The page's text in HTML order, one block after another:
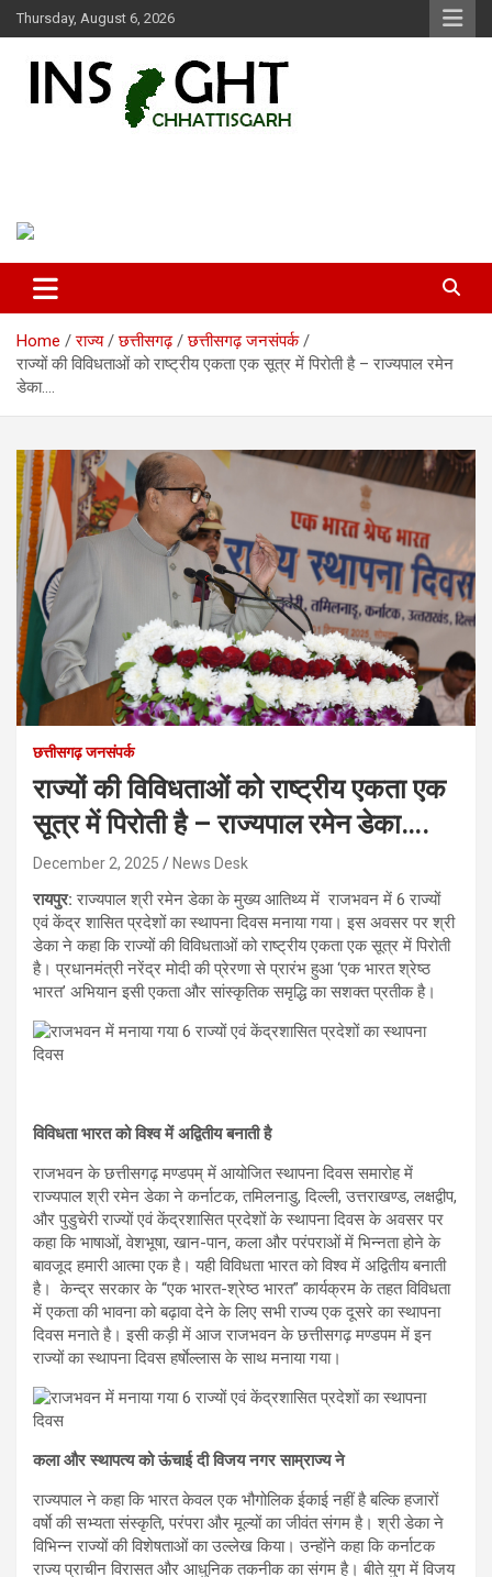
Skip
to
Thursday, August 6, 2026
Home राज्य छत्तीसगढ़
छत्तीसगढ़ जनसंपर्क
राज्यों की विविधताओं को राष्ट्रीय एकता एक सूत्र में पिरोती है – राज्यपाल रमेन
डेका….
छत्तीसगढ़ जनसंपर्क
राज्यों की विविधताओं को राष्ट्रीय एकता एक
सूत्र में पिरोती है – राज्यपाल रमेन डेका….
December 2, 2025 News Desk
रायपुर:राज्यपाल श्री रमेन डेका के मुख्य आतिथ्य में राजभवन में 6 राज्यों
एवं केंद्र शासित प्रदेशों का स्थापना दिवस मनाया गया। इस अवसर पर श्री
डेका ने कहा कि राज्यों की विविधताओं को राष्ट्रीय एकता एक सूत्र में पिरोती
है। प्रधानमंत्री नरेंद्र मोदी की प्रेरणा से प्रारंभ हुआ ‘एक भारत श्रेष्ठ
भारत’ अभियान इसी एकता और सांस्कृतिक समृद्धि का सशक्त प्रतीक है।
विविधता भारत को विश्व में अद्वितीय बनाती है
राजभवन के छत्तीसगढ़ मण्डपम् में आयोजित स्थापना दिवस समारोह में
राज्यपाल श्री रमेन डेका ने कर्नाटक, तमिलनाडु, दिल्ली, उत्तराखण्ड, लक्षद्वीप,
और पुडुचेरी राज्यों एवं केंद्रशासित प्रदेशों के स्थापना दिवस के अवसर पर
कहा कि भाषाओं, वेशभूषा, खान-पान, कला और परंपराओं में भिन्नता होने के
बावजूद हमारी आत्मा एक है। यही विविधता भारत को विश्व में अद्वितीय बनाती
है। केन्द्र सरकार के “एक भारत-श्रेष्ठ भारत” कार्यक्रम के तहत विविधता
में एकता की भावना को बढ़ावा देने के लिए सभी राज्य एक दूसरे का स्थापना
दिवस मनाते है। इसी कड़ी में आज राजभवन के छत्तीसगढ़ मण्डपम में इन
राज्यों का स्थापना दिवस हर्षाेल्लास के साथ मनाया गया।
कला और स्थापत्य को ऊंचाई दी विजय नगर साम्राज्य ने
राज्यपाल ने कहा कि भारत केवल एक भौगोलिक ईकाई नहीं है बल्कि हजारों
वर्षाे की सभ्यता संस्कृति, परंपरा और मूल्यों का जीवंत संगम है। श्री डेका ने
विभिन्न राज्यों की विशेषताओं का उल्लेख किया। उन्होंने कहा कि कर्नाटक
राज्य प्राचीन विरासत और आधुनिक तकनीक का संगम है। बीते युग में विजय